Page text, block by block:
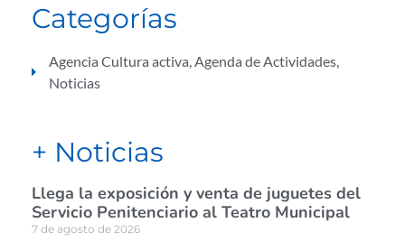
Categorías
Agencia Cultura activa Agenda de Actividades
Noticias
+ Noticias
Llega la exposición y venta de juguetes del
Servicio Penitenciario al Teatro Municipal
7 de agosto de 2026